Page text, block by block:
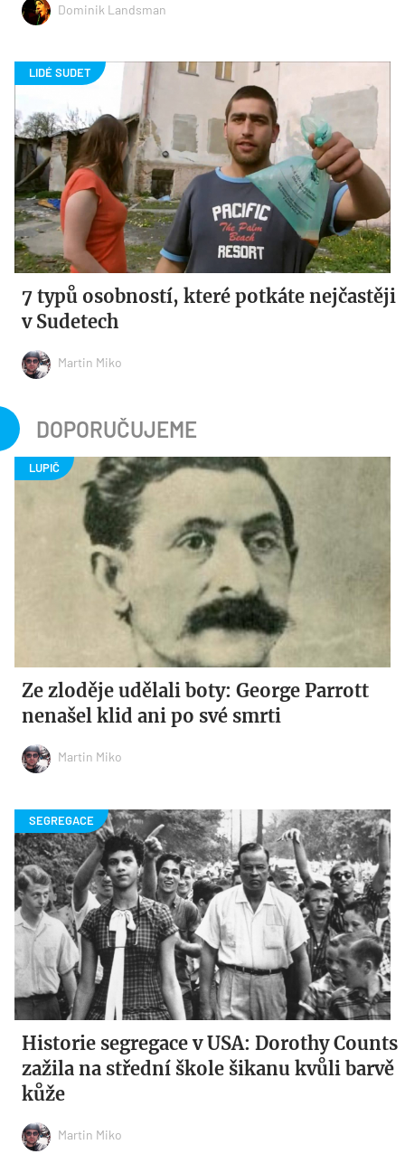
Dominik Landsman
7 typů osobností, které potkáte nejčastěji
v Sudetech
Martin Miko
DOPORUČUJEME
Ze zloděje udělali boty: George Parrott
nenašel klid ani po své smrti
Martin Miko
Historie segregace v USA: Dorothy Counts
zažila na střední škole šikanu kvůli barvě
kůže
Martin Miko